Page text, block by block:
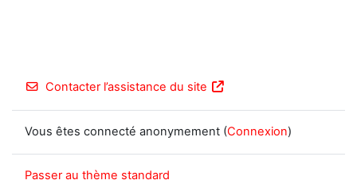
Contacter l’assistance du site
Vous êtes connecté anonymement (Connexion)
Passer au thème standard